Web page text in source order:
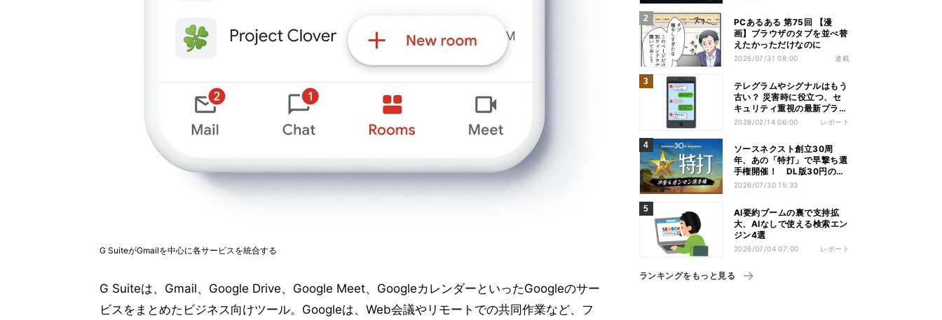
G SuiteがGmailを中心に各サービスを統合する
G Suiteは、Gmail、Google Drive、Google Meet、GoogleカレンダーといったGoogleのサー
ビスをまとめたビジネス向けツール。Googleは、Web会議やリモートでの共同作業など、フ
PCあるある 第75回 【漫
画】ブラウザのタブを並べ替
えたかっただけなのに
2026/07/31 08:00 連載
テレグラムやシグナルはもう
古い？ 災害時に役立つ、セ
キュリティ重視の最新プライ
ベートSMS3選
2026/02/14 06:00 レポート
ソースネクスト創立30周
年、あの「特打」で早撃ち選
手権開催！ DL版30円のセ
ールも
2026/07/30 15:33
AI要約ブームの裏で支持拡
大、AIなしで使える検索エン
ジン4選
2026/07/04 07:00 レポート
ランキングをもっと見る